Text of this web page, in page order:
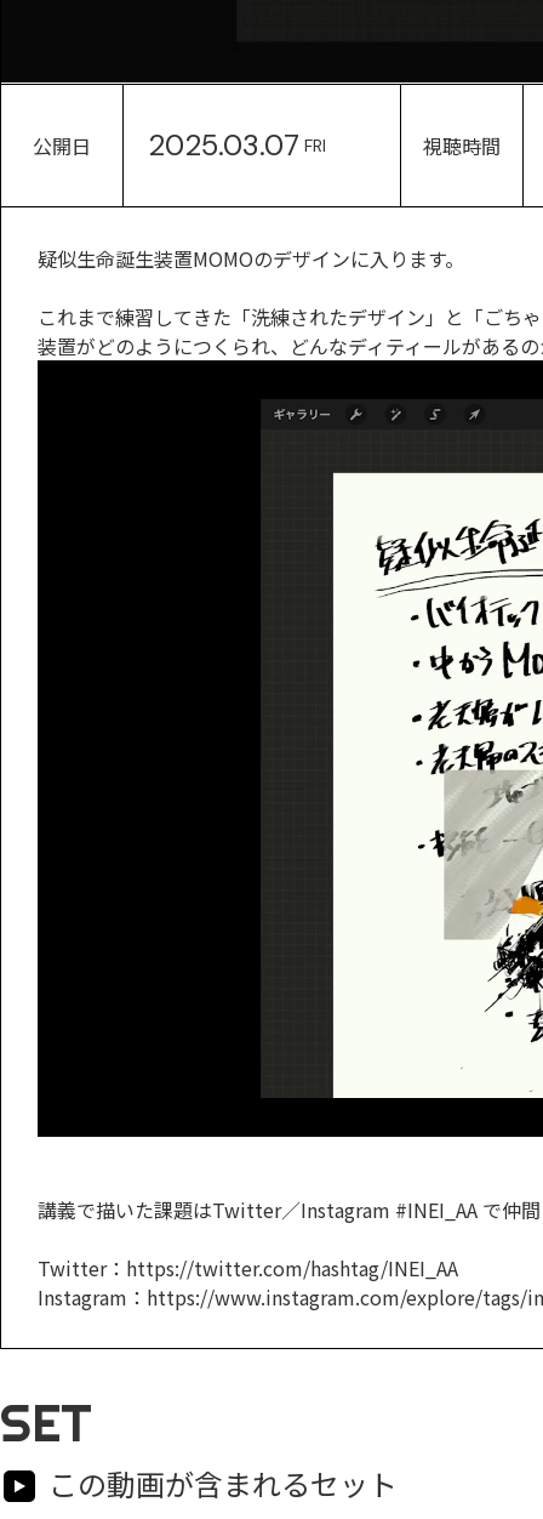
公開日 2025.03.07 FRI 視聴時間
疑似生命誕生装置MOMOのデザインに入ります。
これまで練習してきた「洗練されたデザイン」と「ごち
装置がどのようにつくられ、どんなディティールがある
講義で描いた課題はTwitter／Instagram #INEI_AA で仲
Twitter：https://twitter.com/hashtag/INEI_AA
Instagram：https://www.instagram.com/explore/tags/
SET
この動画が含まれるセット